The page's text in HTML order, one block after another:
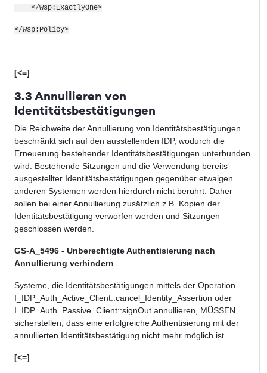
</wsp:ExactlyOne>
</wsp:Policy>
[<=]
3.3 Annullieren von
Identitätsbestätigungen
Die Reichweite der Annullierung von Identitätsbestätigungen
beschränkt sich auf den ausstellenden IDP, wodurch die
Erneuerung bestehender Identitätsbestätigungen unterbunden
wird. Bestehende Sitzungen und die Verwendung bereits
ausgestellter Identitätsbestätigungen gegenüber etwaigen
anderen Systemen werden hierdurch nicht berührt. Daher
sollen bei einer Annullierung zusätzlich z.B. Kopien der
Identitätsbestätigung verworfen werden und Sitzungen
geschlossen werden.
GS-A_5496 - Unberechtigte Authentisierung nach
Annullierung verhindern
Systeme, die Identitätsbestätigungen mittels der Operation
I_IDP_Auth_Active_Client::cancel_Identity_Assertion oder
I_IDP_Auth_ Passive _Client::signOut annullieren, MÜSSEN
sicherstellen, dass eine erfolgreiche Authentisierung mit der
annullierten Identitätsbestätigung nicht mehr möglich ist.
[<=]